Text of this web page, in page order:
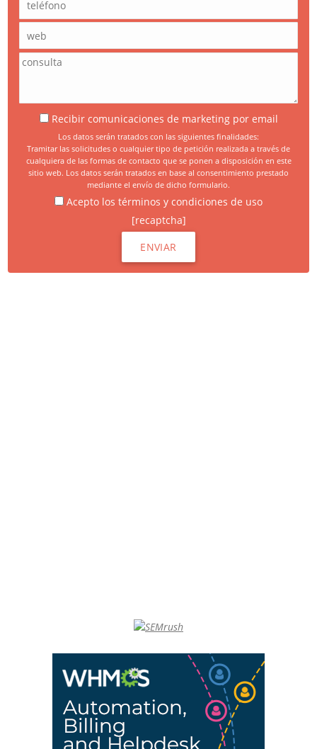
Recibir comunicaciones de marketing por email
Los datos serán tratados con las siguientes finalidades:
Tramitar las solicitudes o cualquier tipo de petición realizada a través de
cualquiera de las formas de contacto que se ponen a disposición en este
sitio web. Los datos serán tratados en base al consentimiento prestado
mediante el envío de dicho formulario.
Acepto los términos y condiciones de uso
[recaptcha]